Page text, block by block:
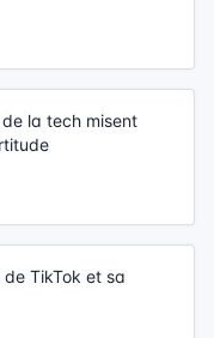
la tech misent
TikTok et sa